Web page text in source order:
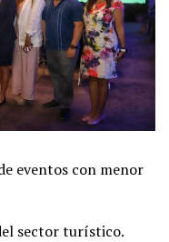
eventos con menor
sector turístico.